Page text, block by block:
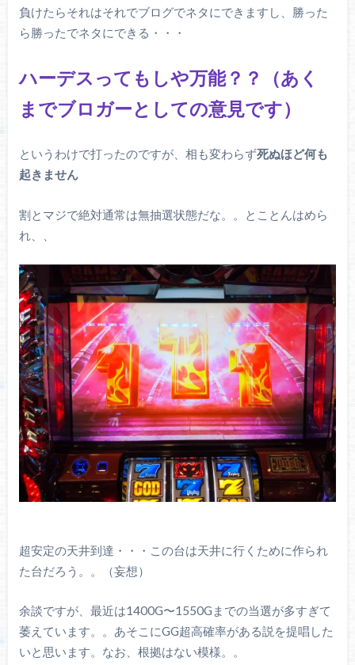
負けたらそれはそれでブログでネタにできますし、勝った
ら勝ったでネタにできる・・・
ハーデスってもしや万能？？（あく
までブロガーとしての意見です）
というわけで打ったのですが、相も変わらず死ぬほど何も
起きません
割とマジで絶対通常は無抽選状態だな。。とことんはめら
れ、、
超安定の天井到達・・・この台は天井に行くために作られ
た台だろう。。（妄想）
余談ですが、最近は1400G〜1550Gまでの当選が多すぎて
萎えています。。あそこにGG超高確率がある説を提唱した
いと思います。なお、根拠はない模様。。